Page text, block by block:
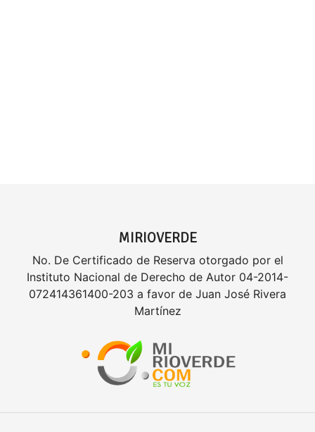
MIRIOVERDE
No. De Certificado de Reserva otorgado por el
Instituto Nacional de Derecho de Autor 04-2014-
072414361400-203 a favor de Juan José Rivera
Martínez